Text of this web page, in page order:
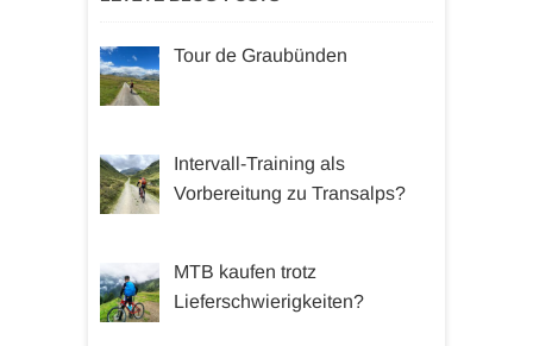
Tour de Graubünden
Intervall-Training als
Vorbereitung zu Transalps?
MTB kaufen trotz
Lieferschwierigkeiten?